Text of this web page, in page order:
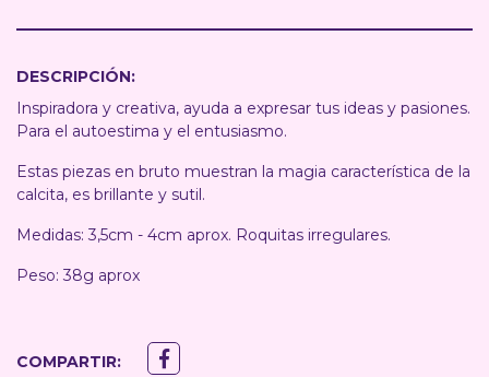
DESCRIPCIÓN:
Inspiradora y creativa, ayuda a expresar tus ideas y pasiones.
Para el autoestima y el entusiasmo.
Estas piezas en bruto muestran la magia característica de la
calcita, es brillante y sutil.
Medidas: 3,5cm - 4cm aprox. Roquitas irregulares.
Peso: 38g aprox
COMPARTIR: